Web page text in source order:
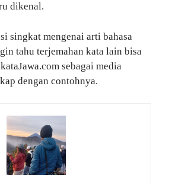
dikenal.
singkat mengenai arti bahasa
tahu terjemahan kata lain bisa
sebagai media
dengan contohnya.